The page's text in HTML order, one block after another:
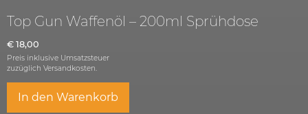
Top Gun Waffenöl – 200ml Sprühdose
€ 18,00
Preis inklusive Umsatzsteuer
zuzüglich Versandkosten.
In den Warenkorb